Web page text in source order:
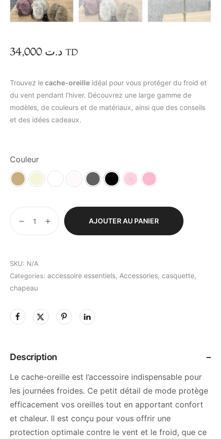
د.ت TD
Trouvez lecache-oreille idéal pour vous protéger du froid et
du vent pendant l’hiver. Découvrez une large gamme de
modèles, de couleurs et de matériaux, ainsi que des conseils
et des idées cadeaux.
Couleur
BeigeBeige clair
blanccrémeGris Noir Roserose barbie
AJOUTER AU PANIER
SKU: N/A
Categories: accessoire essentiels, Accessories, casquette,
chapeau
Description
Le cache-oreille est l’accessoire indispensable pour
les journées froides. Ce petit détail de mode protège
efficacement vos oreilles tout en apportant confort
et chaleur. Il est conçu pour vous offrir une
protection optimale contre le vent et le froid, que ce